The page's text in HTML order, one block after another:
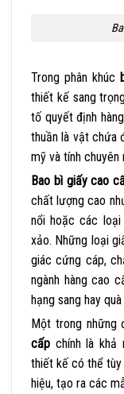
Trong phân khúc
thiết kế sang
tố quyết định
thuần là vật chứa
mỹ và tính chuyên
Bao bì giấy cao
chất lượng cao
nổi hoặc các
xảo. Những loại
giác cứng cáp,
ngành hàng cao
hạng sang hay
Một trong những
cấp chính là khả
thiết kế có thể
hiệu, tạo ra các